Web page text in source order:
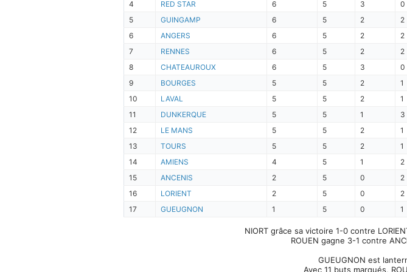
4 RED STAR 6 5 3 0
5
GUINGAMP 6 5 2 2
6
ANGERS 6 5 2 2
7
RENNES 6 5 2 2
8
CHATEAUROUX 6 5 3 0
9
BOURGES 5 5 2 1
10
LAVAL 5 5 2 1
11
DUNKERQUE 5 5 1 3
12
LE MANS 5 5 2 1
13
TOURS 5 5 2 1
14
AMIENS 4 5 1 2
15
ANCENIS 2 5 0 2
16
LORIENT 2 5 0 2
17
GUEUGNON 1 5 0 1
NIORT grâce sa victoire 1-0 contre
ROUEN gagne 3-1 contre
GUEUGNON est
Avec 11 buts marqués,